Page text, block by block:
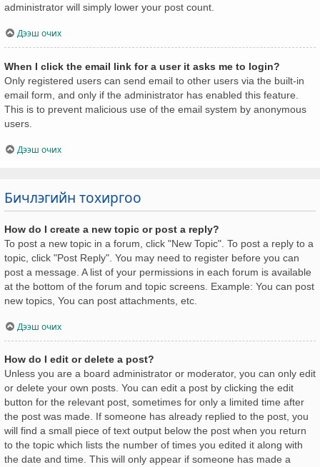
administrator will simply lower your post count.
Дээш очих
When I click the email link for a user it asks me to login?
Only registered users can send email to other users via the built-in
email form, and only if the administrator has enabled this feature.
This is to prevent malicious use of the email system by anonymous
users.
Дээш очих
Бичлэгийн тохиргоо
How do I create a new topic or post a reply?
To post a new topic in a forum, click "New Topic". To post a reply to a
topic, click "Post Reply". You may need to register before you can
post a message. A list of your permissions in each forum is available
at the bottom of the forum and topic screens. Example: You can post
new topics, You can post attachments, etc.
Дээш очих
How do I edit or delete a post?
Unless you are a board administrator or moderator, you can only edit
or delete your own posts. You can edit a post by clicking the edit
button for the relevant post, sometimes for only a limited time after
the post was made. If someone has already replied to the post, you
will find a small piece of text output below the post when you return
to the topic which lists the number of times you edited it along with
the date and time. This will only appear if someone has made a